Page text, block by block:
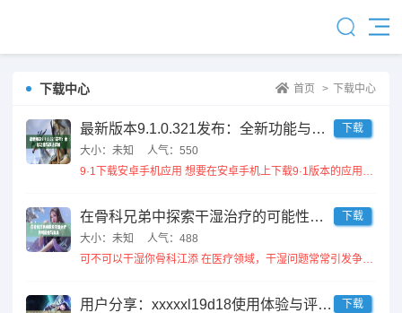
下载中心 首页 > 下载中心
最新版本9.1.0.321发布：全新功能与改进详解
大小：未知
人气：550
9·1下载安卓手机应用 想要在安卓手机上下载9·1版本的应用，你可以访问官方网站或应用商店，在搜索框中输入...
下载
在骨科兄弟中探索干湿治疗的可能性与效果
大小：未知
人气：488
可不可以干湿你骨科江添 在医疗领域，干湿问题常常引发争议。江添作为一名骨科医生，认为合理使用干湿技术能...
下载
用户分享：xxxxxl19d18使用体验与评价分析 下载